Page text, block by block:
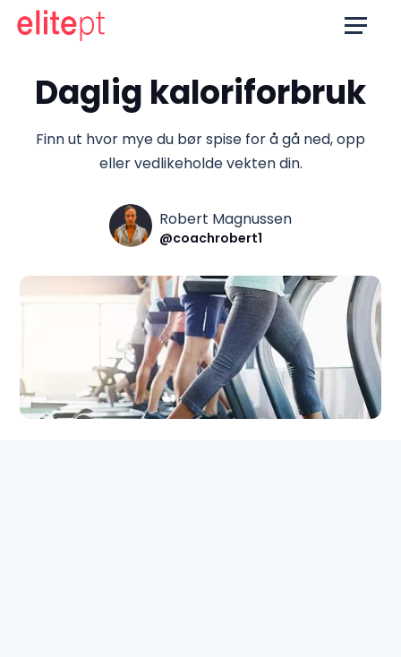
Daglig kaloriforbruk
Finn ut hvor mye du bør spise for å gå ned, opp
eller vedlikeholde vekten din.
Robert Magnussen
@coachrobert1